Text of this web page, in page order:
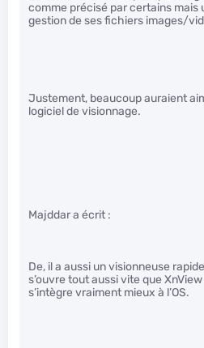
comme précisé par certains mais
gestion de ses fichiers images/
Justement, beaucoup auraient
logiciel de visionnage.
Majddar a écrit :
De, il a aussi un visionneuse
s’ouvre tout aussi vite que
s’intègre vraiment mieux à l’OS.